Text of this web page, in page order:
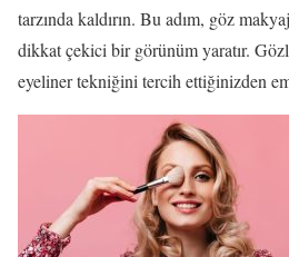
tarzında kaldırın. Bu adım, göz
dikkat çekici bir görünüm yaratır.
eyeliner tekniğini tercih ettiğinizden